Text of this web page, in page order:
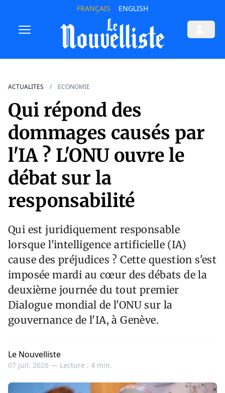
FRANÇAIS ENGLISH
ACTUALITES ECONOMIE
Qui répond des
dommages causés par
l'IA ? L'ONU ouvre le
débat sur la
responsabilité
Qui est juridiquement responsable
lorsque l'intelligence artificielle (IA)
cause des préjudices ? Cette question s'est
imposée mardi au cœur des débats de la
deuxième journée du tout premier
Dialogue mondial de l'ONU sur la
gouvernance de l'IA, à Genève.
Le Nouvelliste
07 juil. 2026 — Lecture : 4 min.